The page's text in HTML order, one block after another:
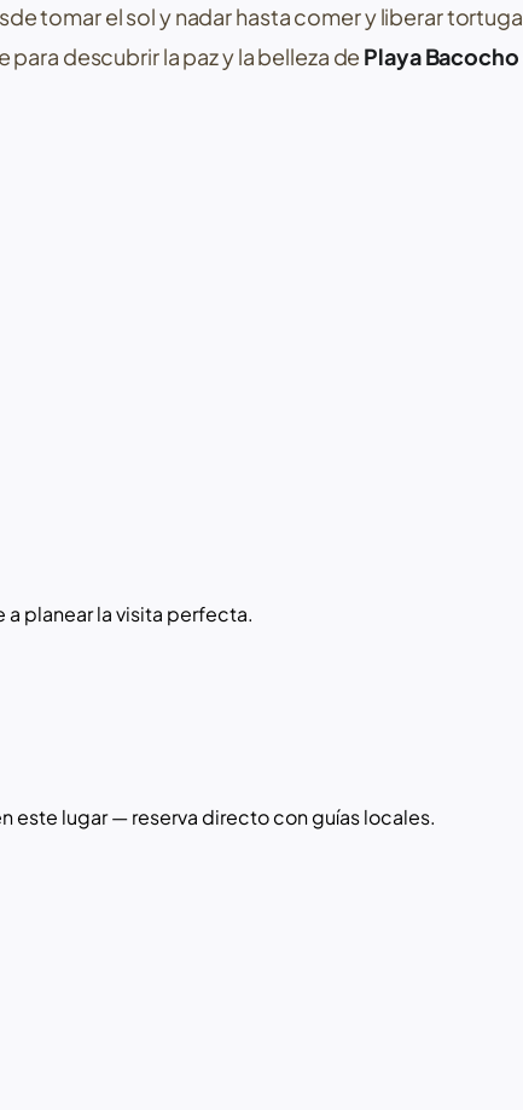
tomar el sol y nadar hasta comer y liberar
descubrir la paz y la belleza de Playa Bacocho
a planear la visita perfecta.
este lugar — reserva directo con guías locales.